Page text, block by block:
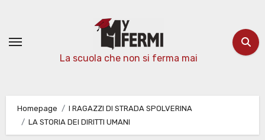
contenuto
La scuola che non si ferma mai
Homepage
I RAGAZZI DI STRADA SPOLVERINA
LA STORIA DEI DIRITTI UMANI